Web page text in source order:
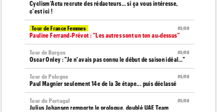
Cyclism’Actu recrute des rédacteurs… si ça vous intéresse,
c'est ici !
05/08
Tour de France Femmes
Pauline Ferrand-Prévot : "Les autres sont un ton au-dessus"
05/08
Tour de Burgos
Oscar Onley : "Je n'avais pas connu le début de saison idéal…"
05/08
Tour de Pologne
Paul Magnier seulement 14e de la 3e étape... puis déclassé
05/08
Tour du Portugal
Julius Johansen remporte le prologue, doublé UAE Team